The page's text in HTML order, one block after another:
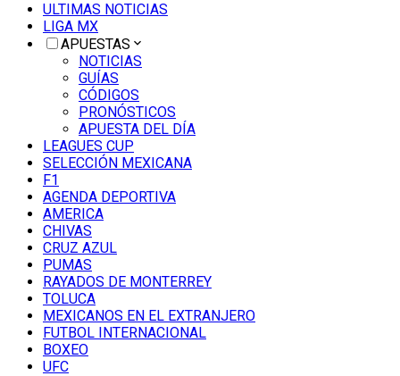
ULTIMAS NOTICIAS
LIGA MX
APUESTAS
NOTICIAS
GUÍAS
CÓDIGOS
PRONÓSTICOS
APUESTA DEL DÍA
LEAGUES CUP
SELECCIÓN MEXICANA
F1
AGENDA DEPORTIVA
AMERICA
CHIVAS
CRUZ AZUL
PUMAS
RAYADOS DE MONTERREY
TOLUCA
MEXICANOS EN EL EXTRANJERO
FUTBOL INTERNACIONAL
BOXEO
UFC